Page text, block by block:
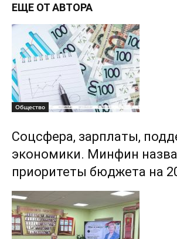
ЕЩЕ ОТ АВТОРА
Общество
Соцсфера, зарплаты,
экономики. Минфин
приоритеты бюджета на